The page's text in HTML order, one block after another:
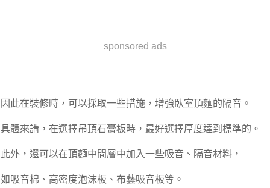
sponsored ads
因此在裝修時，可以採取一些措施，增強臥室頂麵的隔音。
具體來講，在選擇吊頂石膏板時，最好選擇厚度達到標準的。
此外，還可以在頂麵中間層中加入一些吸音、隔音材料，
如吸音棉、高密度泡沫板、布藝吸音板等。